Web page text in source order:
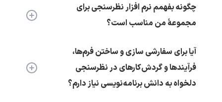
چگونه بفهمم نرم افزار نظرسنجی برای
مجموعۀ من مناسب است؟
آیا برای سفارشی سازی و ساختن فرم‌ها،
فرآیندها و گردش‌کارهای در نظرسنجی
دلخواه به دانش برنامه‌نویسی نیاز دارم؟